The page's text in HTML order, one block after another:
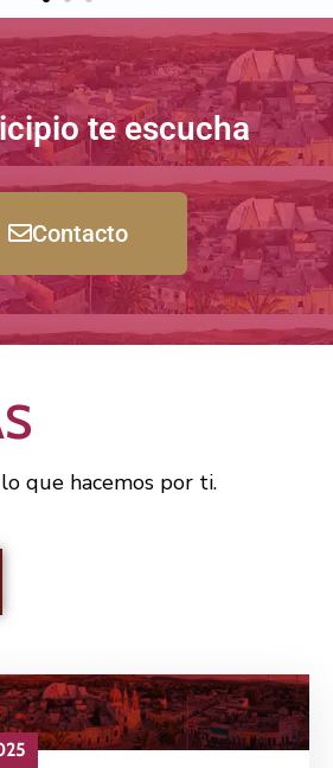
te escucha
Contacto
que hacemos por ti.